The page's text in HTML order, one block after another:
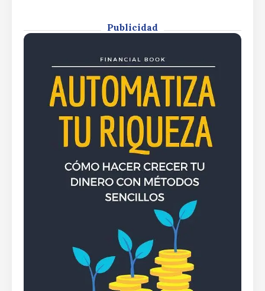
dispararse hasta los 21.200 puntos
Publicidad